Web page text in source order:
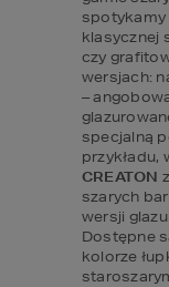
spotykamy
klasycznej
czy
wersjach:
–
specjalną
przykładu,
CREATON
szarych
wersji
Dostępne
kolorze